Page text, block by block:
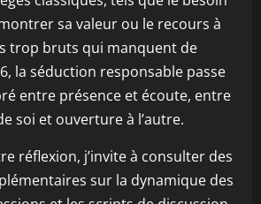
sa valeur ou le recours à
trop bruts qui manquent de
la séduction responsable passe
entre présence et écoute, entre
soi et ouverture à l’autre.
réflexion, j’invite à consulter des
sur la dynamique des